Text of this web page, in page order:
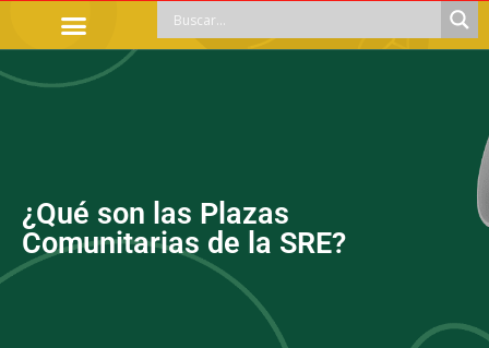
¿Qué son las Plazas
Comunitarias de la SRE?